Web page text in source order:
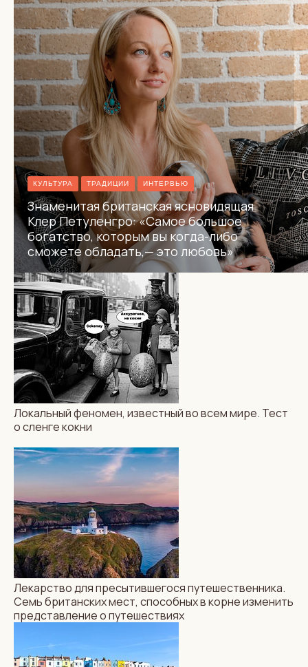
КУЛЬТУРА ТРАДИЦИИ ИНТЕРВЬЮ
Знаменитая британская ясновидящая
Клер Петуленгро: «Самое большое
богатство, которым вы когда-либо
сможете обладать,— это любовь»
Локальный феномен, известный во всем мире. Тест
о сленге кокни
Лекарство для пресытившегося путешественника.
Семь британских мест, способных в корне изменить
представление о путешествиях